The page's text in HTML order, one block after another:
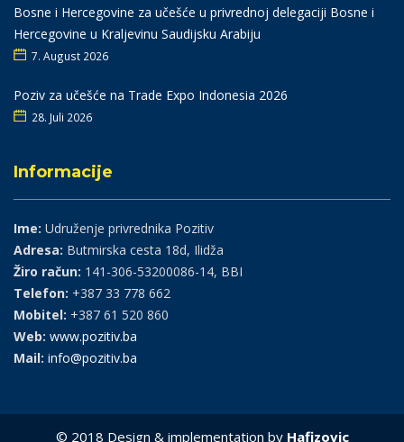
Bosne i Hercegovine za učešće u privrednoj delegaciji Bosne i
Hercegovine u Kraljevinu Saudijsku Arabiju
7. August 2026
Poziv za učešće na Trade Expo Indonesia 2026
28. Juli 2026
Informacije
Ime: Udruženje privrednika Pozitiv
Adresa: Butmirska cesta 18d, Ilidža
Žiro račun: 141-306-53200086-14, BBI
Telefon: +387 33 778 662
Mobitel: +387 61 520 860
Web: www.pozitiv.ba
Mail: info@pozitiv.ba
© 2018 Design & implementation by Hafizovic